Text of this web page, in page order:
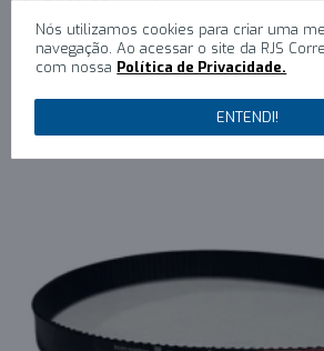
1x R$12,35 sem juros
AVISE-ME QUANDO
Nós utilizamos cookies para criar uma
navegação. Ao acessar o site da RJS
com nossa Política de Privacidade.
ENTENDI!